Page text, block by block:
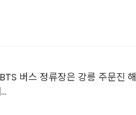
버스 정류장은 강릉 주문진 해